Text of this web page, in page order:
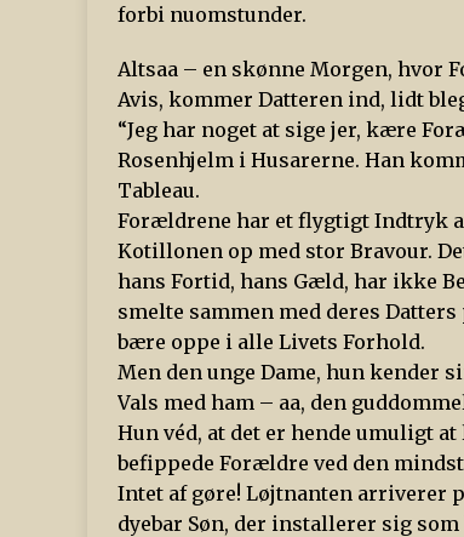
forbi nuomstunder.
Altsaa – en skønne Morgen, hvor
Avis, kommer Datteren ind, lidt
“Jeg har noget at sige jer, kære
Rosenhjelm i Husarerne. Han
Tableau.
Forældrene har et flygtigt Indtryk
Kotillonen op med stor Bravour.
hans Fortid, hans Gæld, har ikke
smelte sammen med deres
bære oppe i alle Livets Forhold.
Men den unge Dame, hun kender
Vals med ham – aa, den
Hun véd, at det er hende umuligt
befippede Forældre ved den
Intet af gøre! Løjtnanten arriverer
dyebar Søn, der installerer sig